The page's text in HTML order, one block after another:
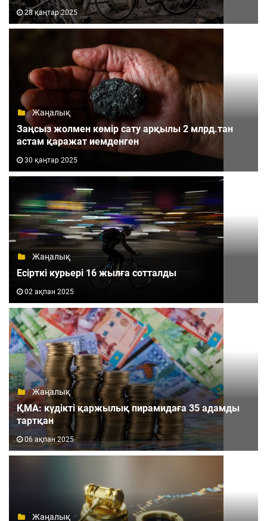
28 қаңтар 2025
Жаңалық
Заңсыз жолмен көмір сату арқылы 2 млрд.тан
астам қаражат иемденген
30 қаңтар 2025
Жаңалық
Есірткі курьері 16 жылға сотталды
02 ақпан 2025
Жаңалық
ҚМА: күдікті қаржылық пирамидаға 35 адамды
тартқан
06 ақпан 2025
Жаңалық